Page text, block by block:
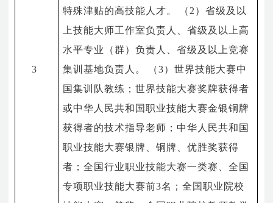
3
特殊津贴的高技能人才。
（ 2 ）省级及以
上技能大师工作室负责人、省级及以上高
水平专业（群）负责人、省级及以上竞赛
集训基地负责人。
（3）世界技能大赛中
国集训队教练；世界技能大赛奖牌获得者
或中华人民共和国职业技能大赛金银铜牌
获得者的技术指导老师；中华人民共和国
职业技能大赛银牌、铜牌、优胜奖获得
者；全国行业职业技能大赛一类赛、全国
专项职业技能大赛前3名；全国职业院校